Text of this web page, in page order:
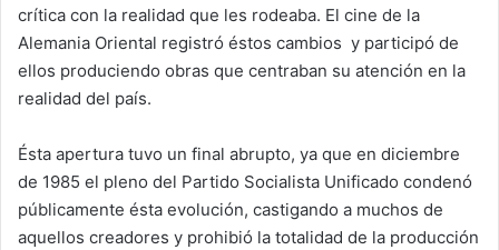
crítica con la realidad que les rodeaba. El cine de la
Alemania Oriental registró éstos cambios y participó de
ellos produciendo obras que centraban su atención en la
realidad del país.
Ésta apertura tuvo un final abrupto, ya que en diciembre
de 1985 el pleno del Partido Socialista Unificado condenó
públicamente ésta evolución, castigando a muchos de
aquellos creadores y prohibió la totalidad de la producción